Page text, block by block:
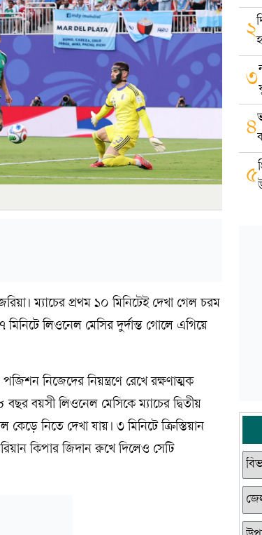
ম্যাচের প্রথম ১০ মিনিটেই দেখা গেল চরম
লিওনেল মেসির দুর্দান্ত গোলে এগিয়ে
নিজেদের নিয়ন্ত্রণে রেখে রক্ষণাত্মক
বয়সী লিওনেল মেসিকে ম্যাচের দ্বিতীয়
নিতে দেখা যায়। ৩ মিনিটে ক্রিস্তিয়ান
কিপার জিদান রুখে দিলেও সেটি
২
৩
৪
৫